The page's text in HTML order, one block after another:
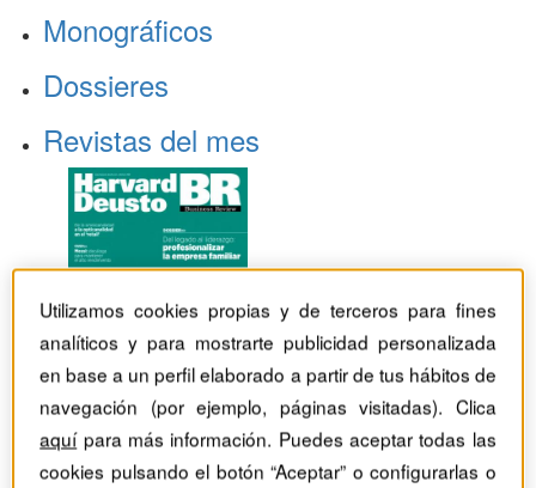
Monográficos
Dossieres
Revistas del mes
Utilizamos cookies propias y de terceros para fines
analíticos y para mostrarte publicidad personalizada
en base a un perfil elaborado a partir de tus hábitos de
navegación (por ejemplo, páginas visitadas). Clica
aquípara más información. Puedes aceptar todas las
cookies pulsando el botón “Aceptar” o configurarlas o